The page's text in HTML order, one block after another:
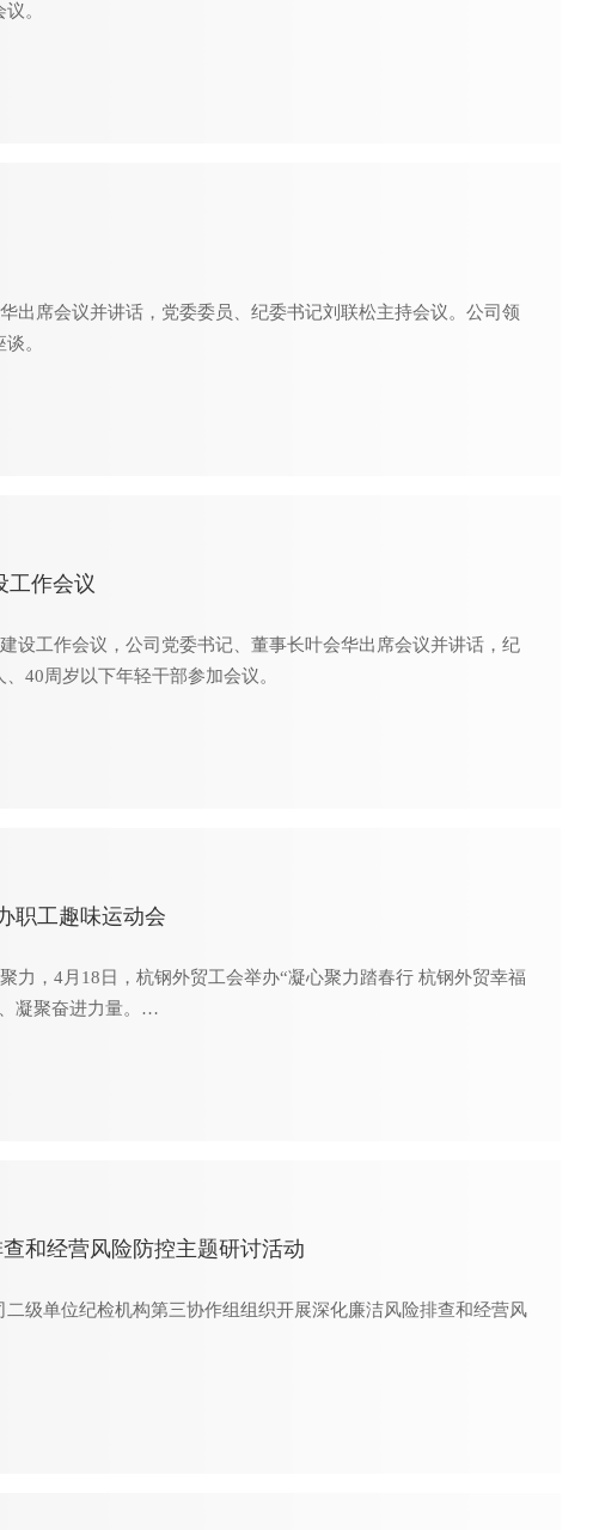
。
席会议并讲话，党委委员、纪委书记刘联松主持会议。公司领
。
工作会议
工作会议，公司党委书记、董事长叶会华出席会议并讲话，纪
40周岁以下年轻干部参加会议。
职工趣味运动会
，4月18日，杭钢外贸工会举办“凝心聚力踏春行 杭钢外贸幸福
凝聚奋进力量。
和经营风险防控主题研讨活动
级单位纪检机构第三协作组组织开展深化廉洁风险排查和经营风